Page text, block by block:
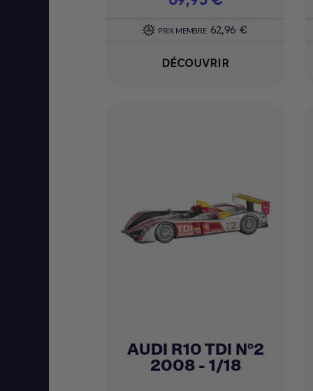
PRIX MEMBRE 62,96 €
DÉCOUVRIR
Achat express
AUDI R10 TDI N°2
2008 - 1/18